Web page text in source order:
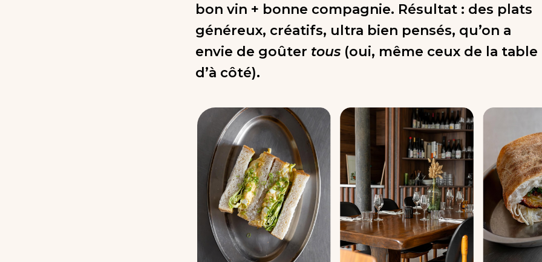
bon vin + bonne compagnie. Résultat : des plats
généreux, créatifs, ultra bien pensés, qu’on a
envie de goûter tous(oui, même ceux de la table
d’à côté).